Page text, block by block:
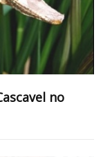
no